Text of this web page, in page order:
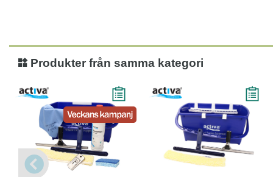
Produkter från samma kategori
-28% Köp Läs mer Köp